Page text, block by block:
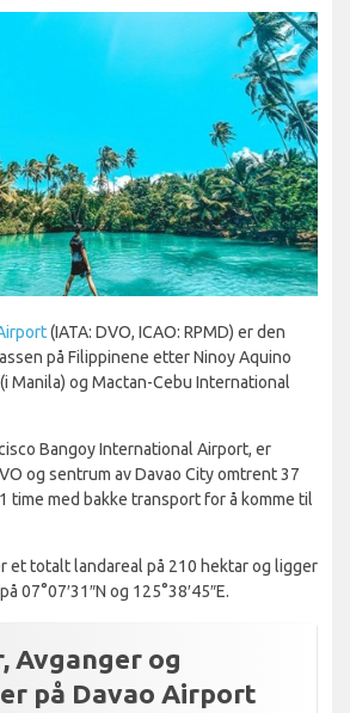
(IATA: DVO, ICAO: RPMD) er den
på Filippinene etter Ninoy Aquino
Manila) og Mactan-Cebu International
Bangoy International Airport, er
og sentrum av Davao City omtrent 37
time med bakke transport for å komme til
et totalt landareal på 210 hektar og ligger
07°07′31″N og 125°38′45″E.
Avganger og
på Davao Airport